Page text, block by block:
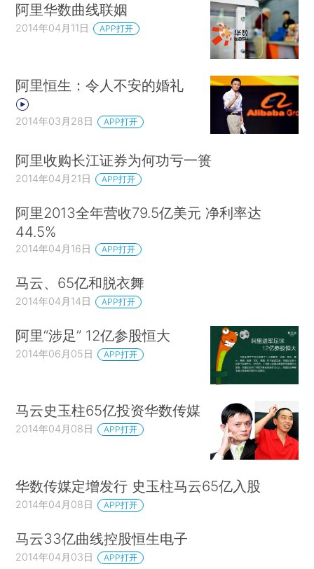
阿里华数曲线联姻
2014年04月11日 APP打开
阿里恒生：令人不安的婚礼
2014年03月28日 APP打开
阿里收购长江证券为何功亏一篑
2014年04月21日 APP打开
阿里2013全年营收79.5亿美元 净利率达
44.5%
2014年04月16日 APP打开
马云、65亿和脱衣舞
2014年04月14日 APP打开
阿里“涉足” 12亿参股恒大
2014年06月05日 APP打开
马云史玉柱65亿投资华数传媒
2014年04月08日 APP打开
华数传媒定增发行 史玉柱马云65亿入股
2014年04月08日 APP打开
马云33亿曲线控股恒生电子
2014年04月03日 APP打开